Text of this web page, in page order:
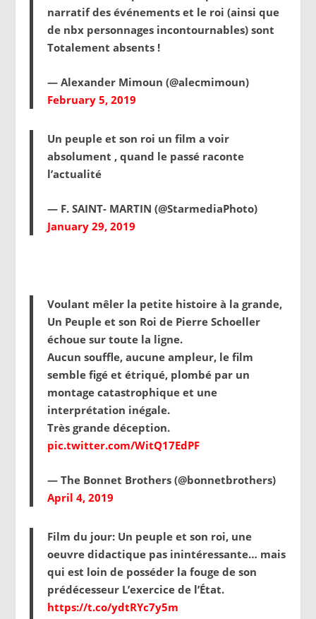
narratif des événements et le roi (ainsi que
de nbx personnages incontournables) sont
Totalement absents !
— Alexander Mimoun (@alecmimoun)
February 5, 2019
Un peuple et son roi un film a voir
absolument , quand le passé raconte
l’actualité
— F. SAINT- MARTIN (@StarmediaPhoto)
January 29, 2019
Voulant mêler la petite histoire à la grande,
Un Peuple et son Roi de Pierre Schoeller
échoue sur toute la ligne.
Aucun souffle, aucune ampleur, le film
semble figé et étriqué, plombé par un
montage catastrophique et une
interprétation inégale.
Très grande déception.
pic.twitter.com/WitQ17EdPF
— The Bonnet Brothers (@bonnetbrothers)
April 4, 2019
Film du jour: Un peuple et son roi, une
oeuvre didactique pas inintéressante… mais
qui est loin de posséder la fouge de son
prédécesseur L’exercice de l’État.
https://t.co/ydtRYc7y5m